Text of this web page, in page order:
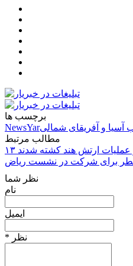
برچسب ها
NewsYarآسیا و آفریقای شمالی
مطالب مرتبط
در عملیات ارتش هند کشته شدند
برای شرکت در نشست ریاض
نظر شما
نام
ایمیل
* نظر